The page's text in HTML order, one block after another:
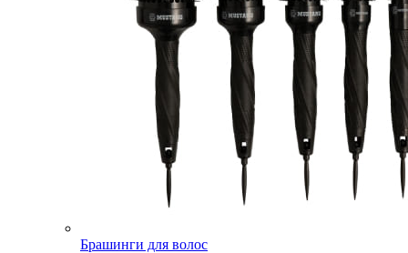
Брашинги для волос